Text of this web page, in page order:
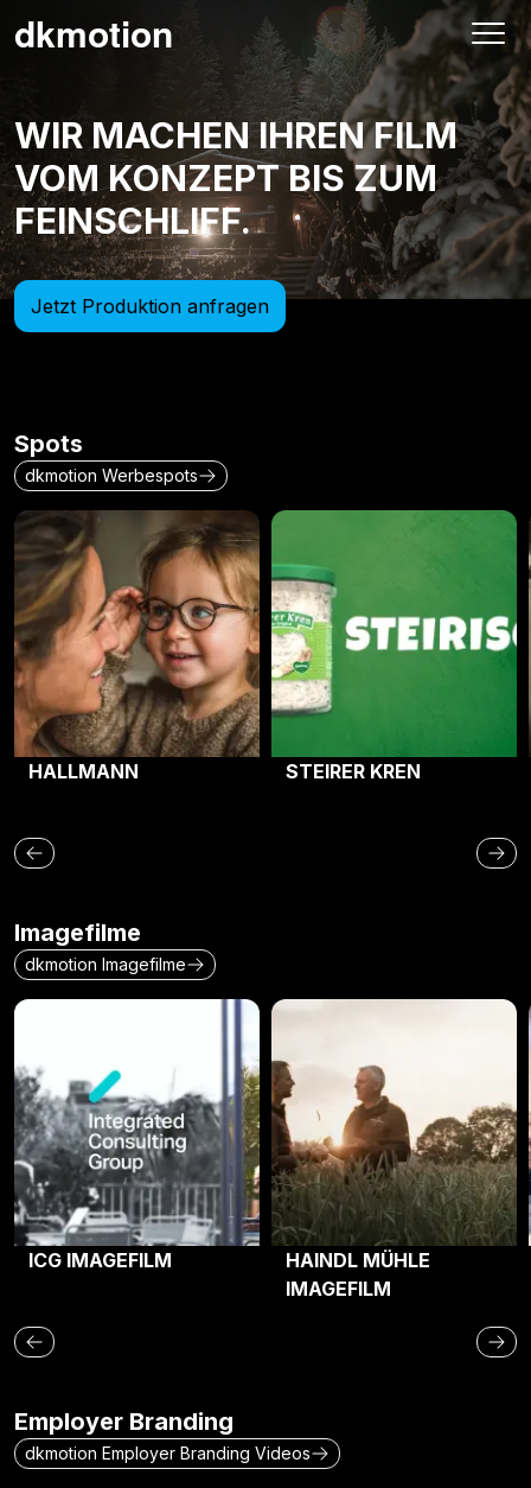
REC
dkmotion
WIR MACHEN IHREN FILM
VOM KONZEPT BIS ZUM
FEINSCHLIFF.
Jetzt Produktion anfragen
Spots
dkmotion Werbespots
Hallmann
HALLMANN
Steirer Kren
STEIRER KREN
Imagefilme
dkmotion Imagefilme
ICG Imagefilm
ICG IMAGEFILM
Haindl Mühle Imagefilm
HAINDL MÜHLE
IMAGEFILM
Employer Branding
dkmotion Employer Branding Videos